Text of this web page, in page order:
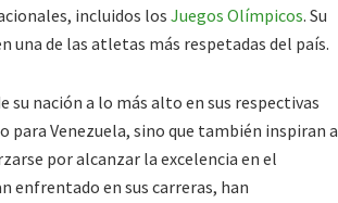
incluidos los Juegos Olímpicos. Su
una de las atletas más respetadas del país.
nación a lo más alto en sus respectivas
Venezuela, sino que también inspiran a
por alcanzar la excelencia en el
enfrentado en sus carreras, han